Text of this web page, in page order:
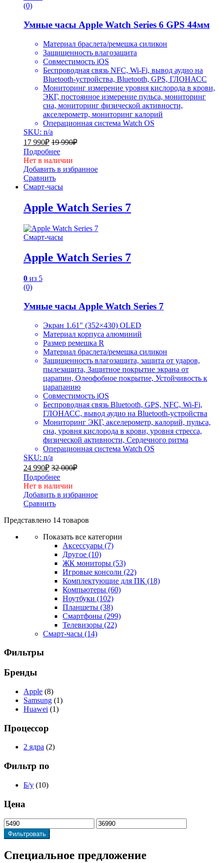
(0)
Умные часы Apple Watch Series 6 GPS 44мм
Материал браслета/ремешка силикон
Защищенность влагозащита
Совместимость iOS
Беспроводная связь NFC, Wi-Fi, вывод аудио на
Bluetooth-устройства, Bluetooth, GPS, ГЛОНАСC
Мониторинг измерение уровня кислорода в крови,
ЭКГ, постоянное измерение пульса, мониторинг
сна, мониторинг физической активности,
акселерометр, мониторинг калорий
Операционная система Watch OS
SKU: n/a
17 990₽ 19 990₽
Подробнее
Нет в наличии
Добавить в избранное
Сравнить
Смарт-часы
Apple Watch Series 7
Смарт-часы
Apple Watch Series 7
0 из 5
(0)
Умные часы Apple Watch Series 7
Экран 1.61″ (352×430) OLED
Материал корпуса алюминий
Размер ремешка R
Материал браслета/ремешка силикон
Защищенность влагозащита, защита от ударов,
пылезащита, Защитное покрытие экрана от
царапин, Олеофобное покрытие, Устойчивость к
царапанию
Совместимость iOS
Беспроводная связь Bluetooth, GPS, NFC, Wi-Fi,
ГЛОНАСC, вывод аудио на Bluetooth-устройства
Мониторинг ЭКГ, акселерометр, калорий, пульса,
сна, уровня кислорода в крови, уровня стресса,
физической активности, Сердечного ритма
Операционная система Watch OS
SKU: n/a
24 990₽ 32 000₽
Подробнее
Нет в наличии
Добавить в избранное
Сравнить
Представлено 14 товаров
Показать все категории
Аксессуары (7)
Другое (10)
ЖК мониторы (53)
Игровые консоли (22)
Комплектующие для ПК (18)
Компьютеры (60)
Ноутбуки (102)
Планшеты (38)
Смартфоны (299)
Телевизоры (22)
Смарт-часы (14)
Фильтры
Бренды
Apple (8)
Samsung (1)
Huawei (1)
Процессор
2 ядра (2)
Фильтр по
Б/у (10)
Цена
Фильтровать
Специальное предложение